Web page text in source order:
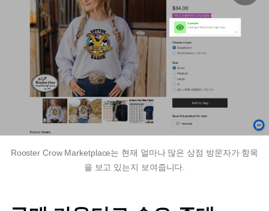
Rooster Crow Marketplace는 현재 얼마나 많은 상점 방문자가 항목
을 보고 있는지 보여줍니다.